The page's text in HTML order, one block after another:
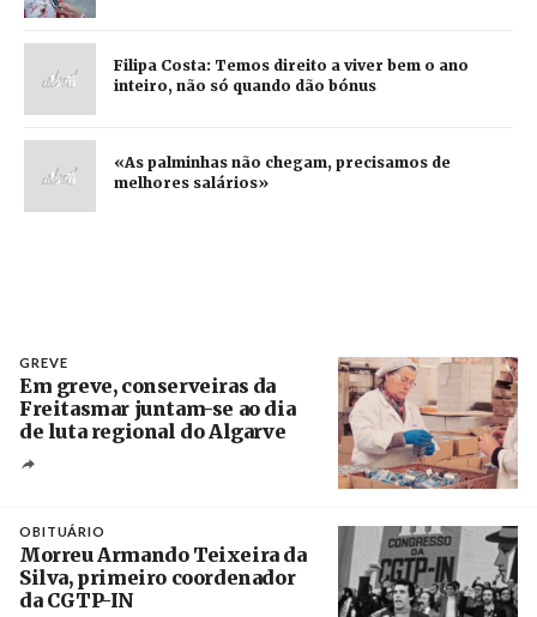
Filipa Costa: Temos direito a viver bem o ano
inteiro, não só quando dão bónus
«As palminhas não chegam, precisamos de
melhores salários»
GREVE
Em greve, conserveiras da
Freitasmar juntam-se ao dia
de luta regional do Algarve
OBITUÁRIO
Morreu Armando Teixeira da
Silva, primeiro coordenador
da CGTP-IN